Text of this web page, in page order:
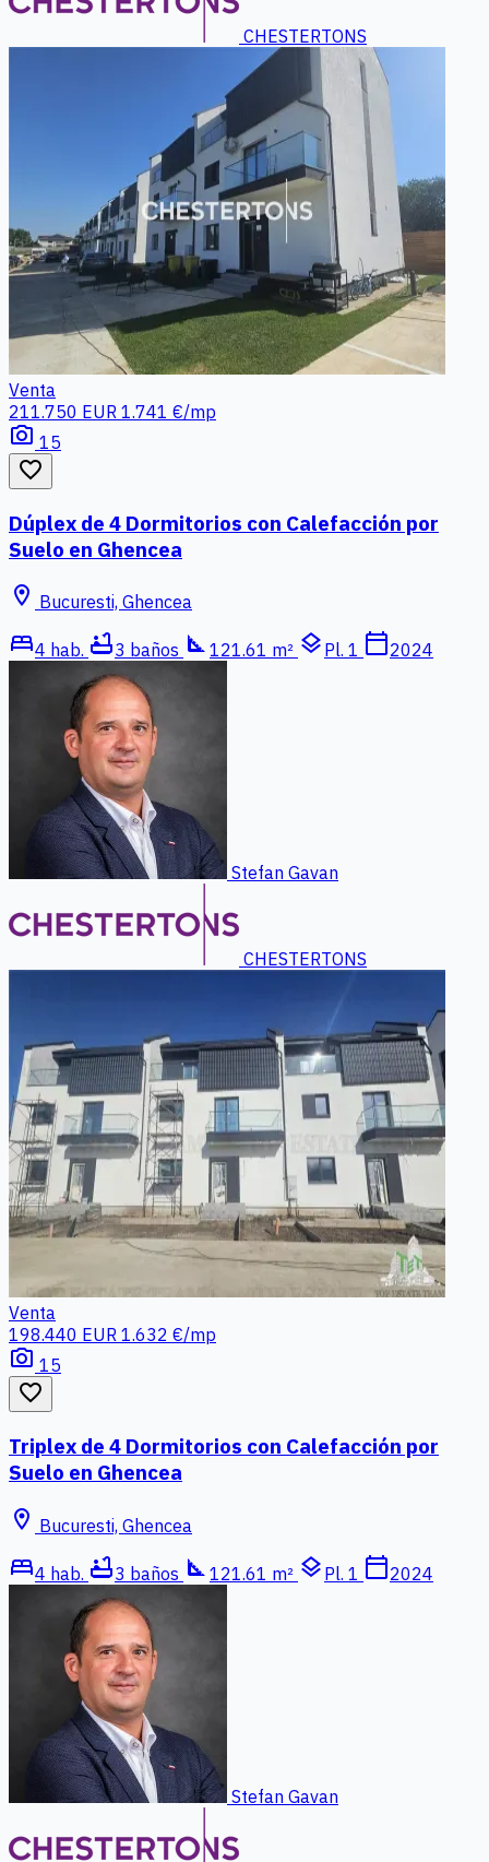
CHESTERTONS
Venta
211.750 EUR 1.741 €/mp
photo_camera 15
favorite_border
Dúplex de 4 Dormitorios con Calefacción por
Suelo en Ghencea
location_on Bucuresti, Ghencea
bed4 hab. bathtub3 baños square_foot 121.61 m² layers Pl. 1 calendar_today2024
Stefan Gavan
CHESTERTONS
Venta
198.440 EUR 1.632 €/mp
photo_camera 15
favorite_border
Triplex de 4 Dormitorios con Calefacción por
Suelo en Ghencea
location_on Bucuresti, Ghencea
bed4 hab. bathtub3 baños square_foot 121.61 m² layers Pl. 1 calendar_today2024
Stefan Gavan